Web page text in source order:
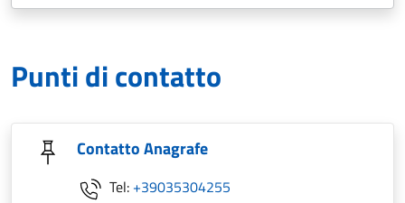
Punti di contatto
Contatto Anagrafe
Tel: +39035304255